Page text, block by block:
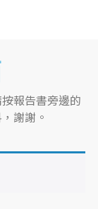
報告書旁邊的
謝謝。